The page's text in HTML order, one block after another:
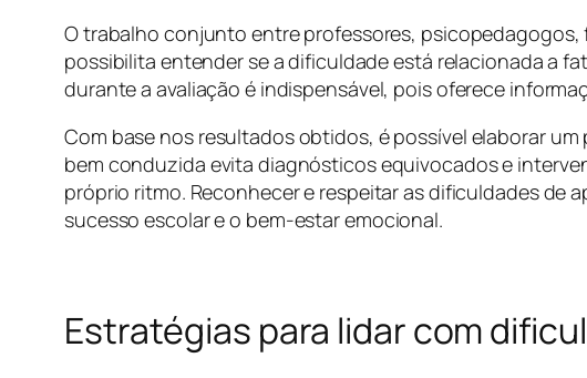
O trabalho conjunto entre professores,
possibilita entender se a dificuldade está relacionada a
durante a avaliação é indispensável, pois oferece
Com base nos resultados obtidos, é possível elaborar
bem conduzida evita diagnósticos equivocados e
próprio ritmo. Reconhecer e respeitar as dificuldades de
sucesso escolar e o bem-estar emocional.
Estratégias para lidar com